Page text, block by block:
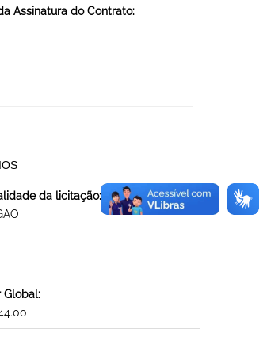
Assinatura do Contrato:
da licitação:
Global: